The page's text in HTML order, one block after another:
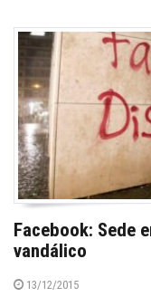
Facebook: Sede
vandálico
13/12/2015